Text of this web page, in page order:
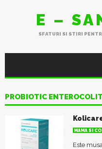
E –
SFATURI SI STIRI
PROBIOTIC
MAMA SI
Este